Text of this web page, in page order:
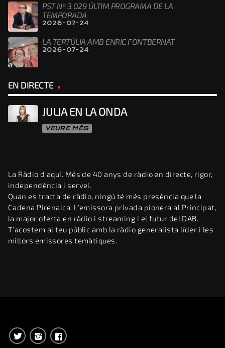
PST Nº 3.029 ÚLTIM PROGRAMA DE LA
TEMPORADA
2026-07-24
LA TERTÚLIA AMB ENRIC FONTBERNAT
2026-07-24
EN DIRECTE
JULIA EN LA ONDA
VEURE MÉS
La Ràdio d’aquí. Més de 40 anys de ràdio en directe, rigor,
independència i servei.
Quan es tracta de ràdio, ningú té més presència que la
Cadena Pirenaica. L’emissora privada pionera al Principat,
la major oferta en ràdio i streaming i el futur del DAB.
T’acostem al teu públic amb la ràdio generalista líder i les
millors emissores temàtiques.